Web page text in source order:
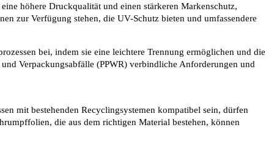
höhere Druckqualität und einen stärkeren Markenschutz,
zur Verfügung stehen, die UV-Schutz bieten und umfassendere
bei, indem sie eine leichtere Trennung ermöglichen und die
Verpackungsabfälle (PPWR) verbindliche Anforderungen und
mit bestehenden Recyclingsystemen kompatibel sein, dürfen
die aus dem richtigen Material bestehen, können